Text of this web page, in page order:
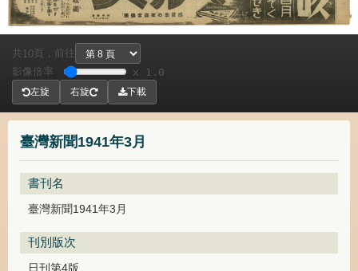
臺灣新聞1941年3月
書刊名
臺灣新聞1941年3月
刊別版次
日刊第4版
共 10頁， 前往
影像倍率
x 1.0
左旋 右旋 下載